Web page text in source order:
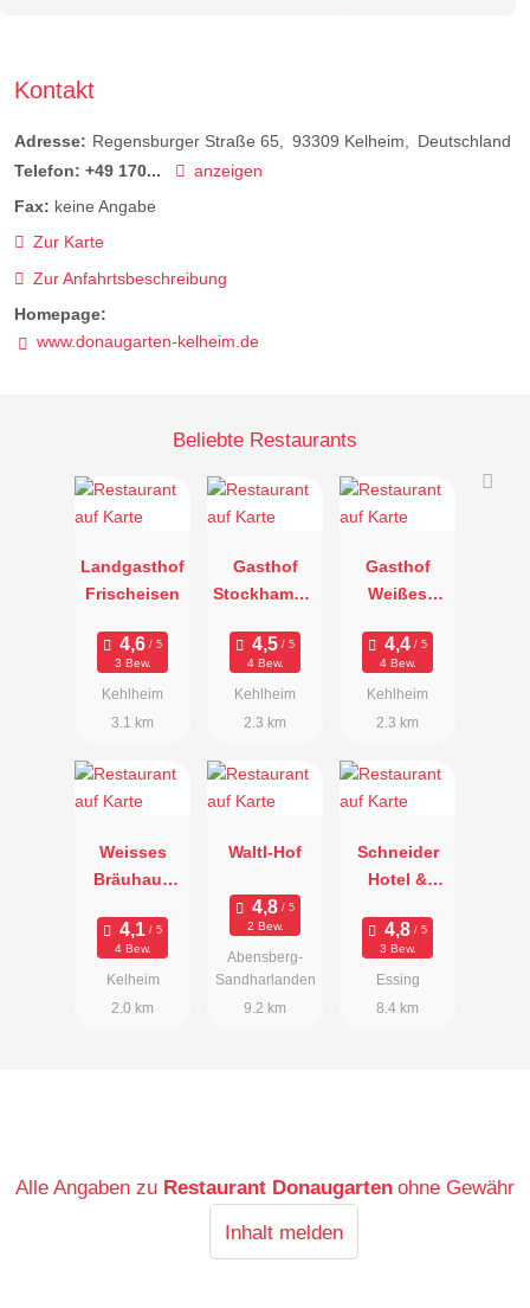
Kontakt
Adresse: Regensburger Straße 65 93309 Kelheim
Deutschland
Telefon: +49 170...
anzeigen
Fax: keine Angabe
Zur Karte
Zur Anfahrtsbeschreibung
Homepage:
www.donaugarten-kelheim.de
Beliebte Restaurants
Landgasthof
Frischeisen
3 Bew.
Kehlheim
3.1 km
Gasthof
Stockhamme
4 Bew.
Kehlheim
2.3 km
Gasthof
Weißes
4 Bew.
Kehlheim
2.3 km
Weisses
Bräuhaus
4 Bew.
Kelheim
2.0 km
Waltl-Hof
2 Bew.
Abensberg-
Sandharlanden
9.2 km
Schneider
Hotel &
hof
3 Bew.
Essing
8.4 km
Alle Angaben zu Restaurant Donaugarten ohne Gewähr
Inhalt melden